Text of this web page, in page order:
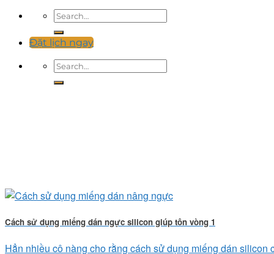
Đặt lịch ngay
Cách sử dụng miếng dán ngực silicon giúp tôn vòng 1
Hẳn nhiều cô nàng cho rằng cách sử dụng miếng dán silicon